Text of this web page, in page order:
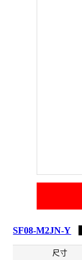
SF08-M2JN-Y
尺寸